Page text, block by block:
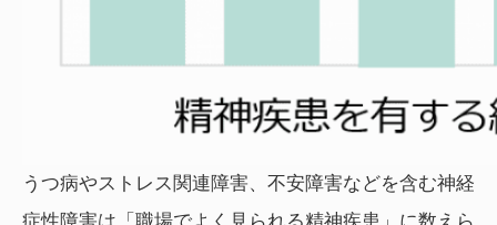
うつ病やストレス関連障害、不安障害などを含む神経